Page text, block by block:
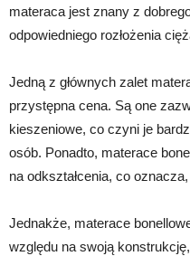
materaca jest znany z
odpowiedniego rozłożenia
Jedną z głównych zalet
przystępna cena. Są one
kieszeniowe, co czyni je
osób. Ponadto, materace
na odkształcenia, co
Jednakże, materace
względu na swoją